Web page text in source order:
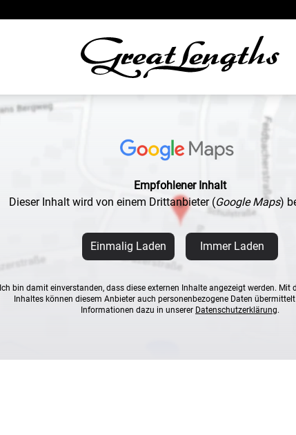
Empfohlener Inhalt
Dieser Inhalt wird von einem Drittanbieter (Google Maps)
Einmalig Laden Immer Laden
Ich bin damit einverstanden, dass diese externen Inhalte angezeigt werden. Mit
Inhaltes können diesem Anbieter auch personenbezogene Daten
Informationen dazu in unserer Datenschutzerklärung.